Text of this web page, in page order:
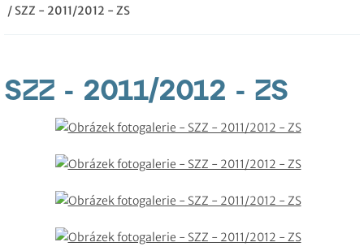
/ SZZ - 2011/2012 - ZS
SZZ - 2011/2012 - ZS